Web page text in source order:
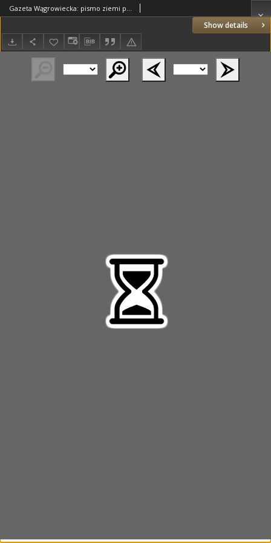
Show details
Gazeta Wągrowiecka: pismo ziemi pałuckiej 1936.07.17 R.16 Nr164